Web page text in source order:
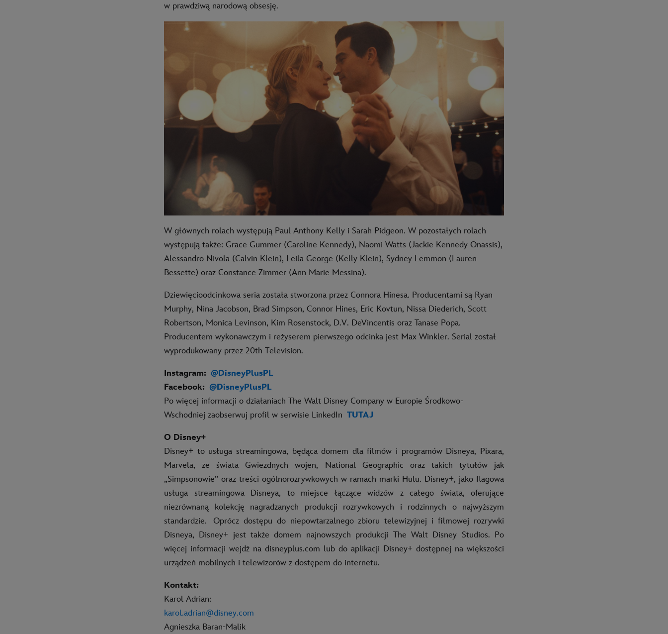
w prawdziwą narodową obsesję.
W głównych rolach występują Paul Anthony Kelly i Sarah Pidgeon. W pozostałych rolach
występują także: Grace Gummer (Caroline Kennedy), Naomi Watts (Jackie Kennedy Onassis),
Alessandro Nivola (Calvin Klein), Leila George (Kelly Klein), Sydney Lemmon (Lauren
Bessette) oraz Constance Zimmer (Ann Marie Messina).
Dziewięcioodcinkowa seria została stworzona przez Connora Hinesa. Producentami są Ryan
Murphy, Nina Jacobson, Brad Simpson, Connor Hines, Eric Kovtun, Nissa Diederich, Scott
Robertson, Monica Levinson, Kim Rosenstock, D.V. DeVincentis oraz Tanase Popa.
Producentem wykonawczym i reżyserem pierwszego odcinka jest Max Winkler. Serial został
wyprodukowany przez 20th Television.
Instagram: @DisneyPlusPL
Facebook: @DisneyPlusPL
Po więcej informacji o działaniach The Walt Disney Company w Europie Środkowo-
Wschodniej zaobserwuj profil w serwisie LinkedIn TUTAJ
O Disney+
Disney+ to usługa streamingowa, będąca domem dla filmów i programów Disneya, Pixara,
Marvela, ze świata Gwiezdnych wojen, National Geographic oraz takich tytułów jak
„Simpsonowie” oraz treści ogólnorozrywkowych w ramach marki Hulu. Disney+, jako flagowa
usługa streamingowa Disneya, to miejsce łączące widzów z całego świata, oferujące
niezrównaną kolekcję nagradzanych produkcji rozrywkowych i rodzinnych o najwyższym
standardzie.
Oprócz dostępu do niepowtarzalnego zbioru telewizyjnej i filmowej rozrywki
Disneya, Disney+ jest także domem najnowszych produkcji The Walt Disney Studios. Po
więcej informacji wejdź na disneyplus.com lub do aplikacji Disney+ dostępnej na większości
urządzeń mobilnych i telewizorów z dostępem do internetu.
Kontakt:
Karol Adrian:
karol.adrian@disney.com
Agnieszka Baran-Malik